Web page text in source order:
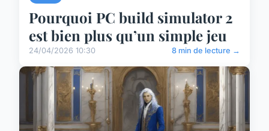
Pourquoi PC build simulator 2
est bien plus qu’un simple jeu
24/04/2026 10:30 8 min de lecture →